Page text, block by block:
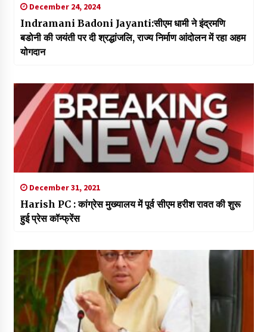
December 24, 2024
Indramani Badoni Jayanti:सीएम धामी ने इंद्रमणि
बडोनी की जयंती पर दी श्रद्धांजलि, राज्य निर्माण आंदोलन में रहा अहम
योगदान
December 31, 2021
Harish PC : कांग्रेस मुख्यालय में पूर्व सीएम हरीश रावत की शुरू
हुई प्रेस कॉन्फ्रेंस